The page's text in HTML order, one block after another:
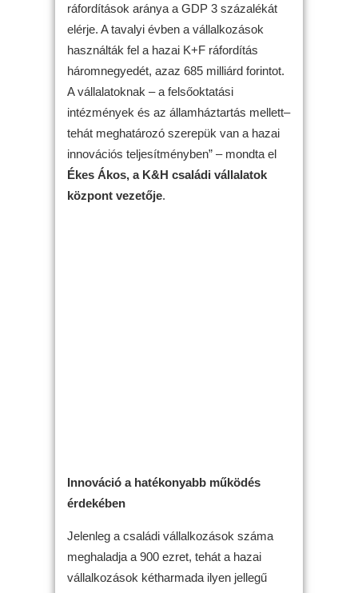
ráfordítások aránya a GDP 3 százalékát
elérje. A tavalyi évben a vállalkozások
használták fel a hazai K+F ráfordítás
háromnegyedét, azaz 685 milliárd forintot.
A vállalatoknak – a felsőoktatási
intézmények és az államháztartás mellett–
tehát meghatározó szerepük van a hazai
innovációs teljesítményben” – mondta el
Ékes Ákos, a K&H családi vállalatok
központ vezetője.
Innováció a hatékonyabb működés
érdekében
Jelenleg a családi vállalkozások száma
meghaladja a 900 ezret, tehát a hazai
vállalkozások kétharmada ilyen jellegű